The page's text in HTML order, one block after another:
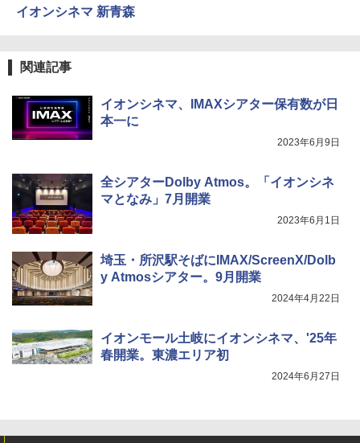
イオンシネマ 新青森
関連記事
イオンシネマ、IMAXシアター保有数が日
本一に
2023年6月9日
全シアターDolby Atmos。「イオンシネ
マとなみ」7月開業
2023年6月1日
埼玉・所沢駅そばにIMAX/ScreenX/Dolb
y Atmosシアター。9月開業
2024年4月22日
イオンモール土岐にイオンシネマ、'25年
春開業。東濃エリア初
2024年6月27日